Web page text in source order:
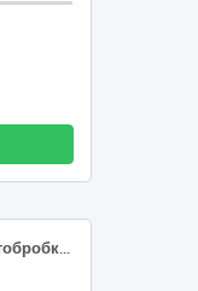
3D-принтери та обладнання для постобробки 3D-виробів